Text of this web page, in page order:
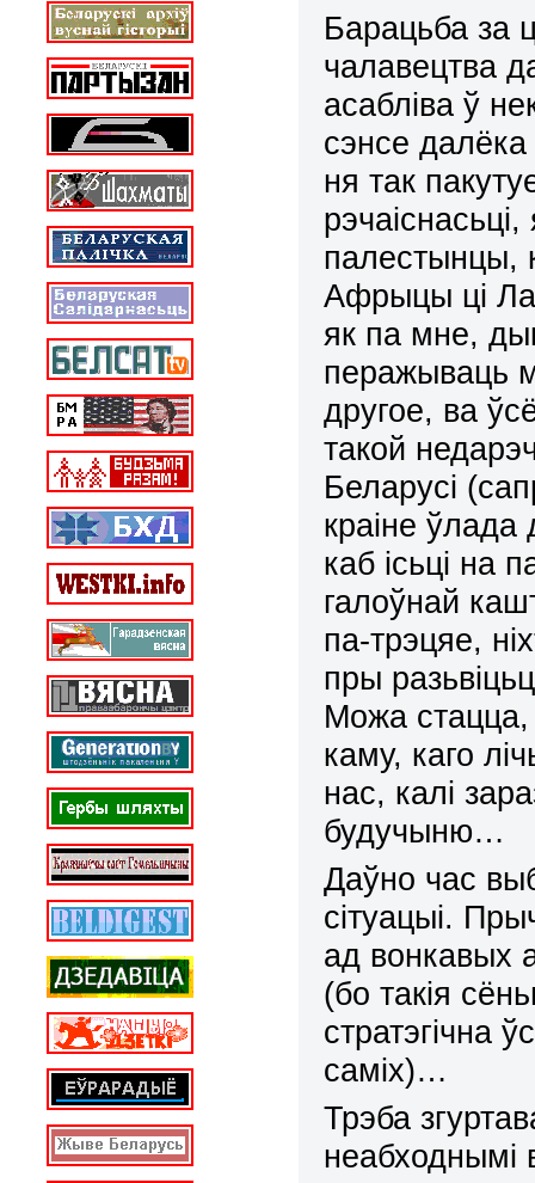
Барацьба за
чалавецтва
асабліва ў
сэнсе
ня так
палестынцы,
Афрыцы ці
як па мне,
перажываць
другое, ва
такой
Беларусі
краіне ўлада
каб ісьці на
галоўнай
па-трэцяе,
пры
Можа
каму, каго
нас, калі
будучыню…
Даўно час
сітуацыі.
ад вонкавых
(бо такія
стратэгічна
саміх)…
Трэба
неабходнымі